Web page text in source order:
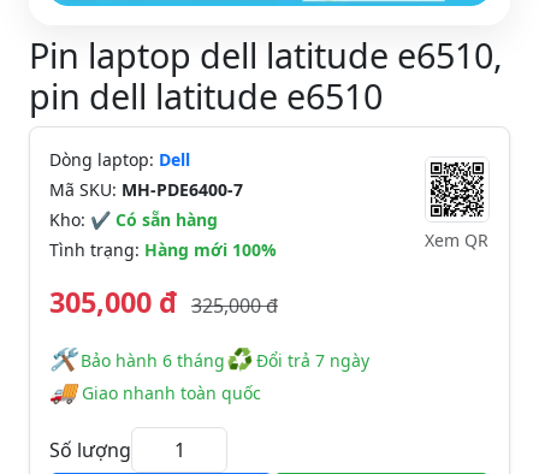
Pin laptop dell latitude e6510,
pin dell latitude e6510
Dòng laptop: Dell
Mã SKU: MH-PDE6400-7
Kho: ✔ Có sẵn hàng
Tình trạng: Hàng mới 100% Xem QR
305,000 đ 325,000 đ
🛠️️ Bảo hành 6 tháng♻Đổi trả 7 ngày
🚚Giao nhanh toàn quốc
Số lượng